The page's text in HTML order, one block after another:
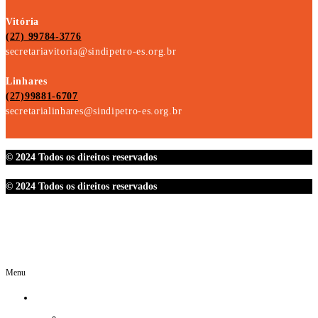
Vitória
(27) 99784-3776
secretariavitoria@sindipetro-es.org.br
Linhares
(27)99881-6707
secretarialinhares@sindipetro-es.org.br
© 2024 Todos os direitos reservados
© 2024 Todos os direitos reservados
Menu